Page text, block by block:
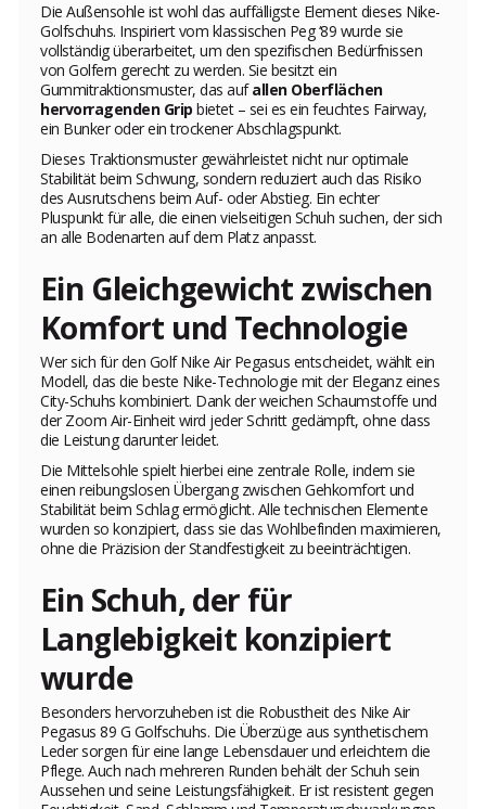
Die Außensohle ist wohl das auffälligste Element dieses Nike-
Golfschuhs. Inspiriert vom klassischen Peg ‘89 wurde sie
vollständig überarbeitet, um den spezifischen Bedürfnissen
von Golfern gerecht zu werden. Sie besitzt ein
Gummitraktionsmuster, das aufallen Oberflächen
hervorragenden Grip bietet – sei es ein feuchtes Fairway,
ein Bunker oder ein trockener Abschlagspunkt.
Dieses Traktionsmuster gewährleistet nicht nur optimale
Stabilität beim Schwung, sondern reduziert auch das Risiko
des Ausrutschens beim Auf- oder Abstieg. Ein echter
Pluspunkt für alle, die einen vielseitigen Schuh suchen, der sich
an alle Bodenarten auf dem Platz anpasst.
Ein Gleichgewicht zwischen
Komfort und Technologie
Wer sich für den Golf Nike Air Pegasus entscheidet, wählt ein
Modell, das die beste Nike-Technologie mit der Eleganz eines
City-Schuhs kombiniert. Dank der weichen Schaumstoffe und
der Zoom Air-Einheit wird jeder Schritt gedämpft, ohne dass
die Leistung darunter leidet.
Die Mittelsohle spielt hierbei eine zentrale Rolle, indem sie
einen reibungslosen Übergang zwischen Gehkomfort und
Stabilität beim Schlag ermöglicht. Alle technischen Elemente
wurden so konzipiert, dass sie das Wohlbefinden maximieren,
ohne die Präzision der Standfestigkeit zu beeinträchtigen.
Ein Schuh, der für
Langlebigkeit konzipiert
wurde
Besonders hervorzuheben ist die Robustheit des Nike Air
Pegasus 89 G Golfschuhs. Die Überzüge aus synthetischem
Leder sorgen für eine lange Lebensdauer und erleichtern die
Pflege. Auch nach mehreren Runden behält der Schuh sein
Aussehen und seine Leistungsfähigkeit. Er ist resistent gegen